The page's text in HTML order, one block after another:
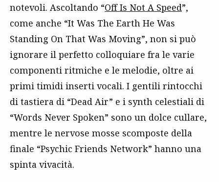
notevoli. Ascoltando “Off Is Not A Speed”,
come anche “It Was The Earth He Was
Standing On That Was Moving”, non si può
ignorare il perfetto colloquiare fra le varie
componenti ritmiche e le melodie, oltre ai
primi timidi inserti vocali. I gentili rintocchi
di tastiera di “Dead Air” e i synth celestiali di
“Words Never Spoken” sono un dolce cullare,
mentre le nervose mosse scomposte della
finale “Psychic Friends Network” hanno una
spinta vivacità.